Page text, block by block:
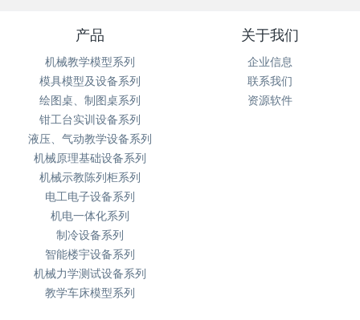
产品
机械教学模型系列
模具模型及设备系列
绘图桌、制图桌系列
钳工台实训设备系列
液压、气动教学设备系列
机械原理基础设备系列
机械示教陈列柜系列
电工电子设备系列
机电一体化系列
制冷设备系列
智能楼宇设备系列
机械力学测试设备系列
教学车床模型系列
关于我们
企业信息
联系我们
资源软件